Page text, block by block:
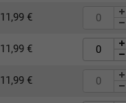
11,99 €
11,99 €
11,99 €